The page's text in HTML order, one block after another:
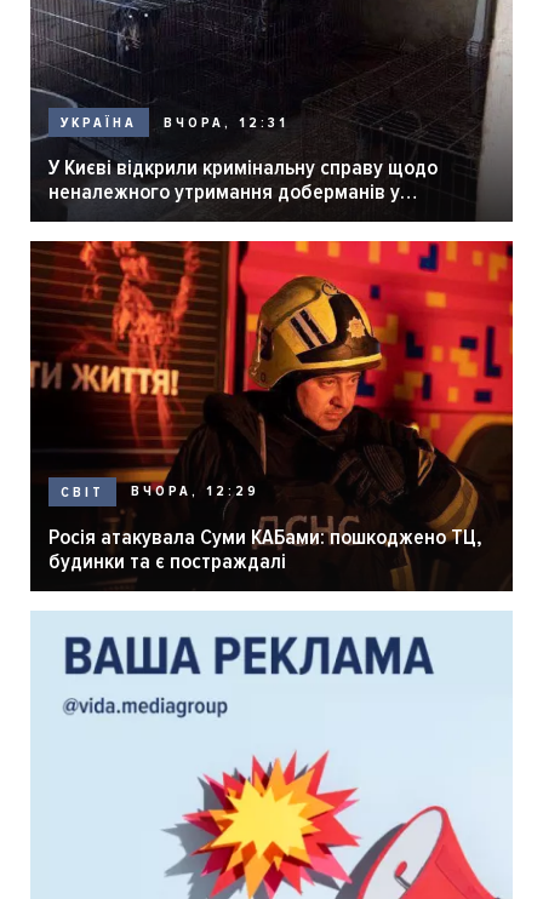
УКРАЇНА ВЧОРА, 12:31
У Києві відкрили кримінальну справу щодо
неналежного утримання доберманів у
розпліднику
СВІТ ВЧОРА, 12:29
Росія атакувала Суми КАБами: пошкоджено ТЦ,
будинки та є постраждалі